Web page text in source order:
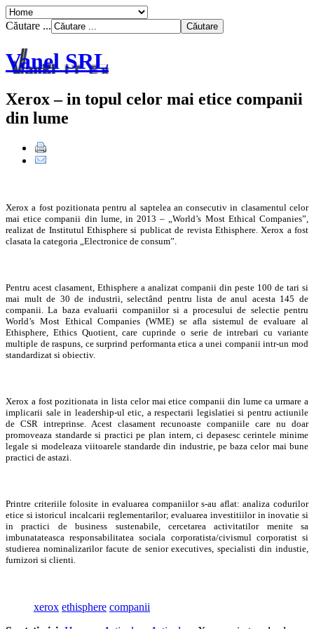
Căutare ...
Vanel SRL
Xerox – in topul celor mai etice companii
din lume
Xerox a fost pozitionata pentru al saptelea an consecutiv in clasamentul celor
mai etice companii din lume, in 2013 – „World’s Most Ethical Companies”,
realizat de Institutul Ethisphere si publicat de revista Ethisphere. Xerox a fost
clasata la categoria „Electronice de consum”.
Pentru acest clasament, Ethisphere a analizat companii din peste 100 de tari si
mai mult de 30 de industrii, selectând pentru lista de anul acesta 145 de
companii. La baza evaluarii companiilor si a procesului de selectie pentru
World’s Most Ethical Companies (WME) se afla sistemul de evaluare al
Ethisphere, Ethics Quotient, care cuprinde o serie de intrebari cu variante
multiple de raspuns, ce surprind performanta etica a unei companii intr-un mod
standardizat si obiectiv.
Xerox a fost pozitionata in lista celor mai etice companii din lume ca urmare a
implicarii sale in leadership-ul etic, a respectarii legislatiei si pentru actiunile
de CSR intreprinse. Acest clasament recunoaste companiile care nu doar
promoveaza standarde si practici pe plan intern, ci depasesc cerintele minime
legale si modeleaza viitoarele standarde din industrie, pe baza celor mai bune
practici de astazi.
Printre criteriile folosite in evaluarea companiilor s-au aflat: analiza codurilor
etice si istoricul incalcarii reglementarilor; evaluarea investitiilor in inovatie si
in practici de business sustenabile, cercetarea activitatilor menite sa
imbunatateasca responsabilitatea sociala corporatista/civismul corporatist si
studierea nominalizarilor facute de senior executives, specialisti din industie,
furnizori si clienti.
xerox ethisphere companii